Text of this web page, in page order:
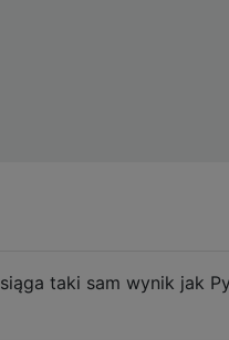
taki sam wynik jak